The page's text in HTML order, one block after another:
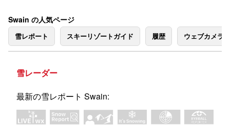
Swain の人気ページ
雪レポート スキーリゾートガイド 履歴 ウェブカメラ
雪レーダー
最新の雪レポート Swain: